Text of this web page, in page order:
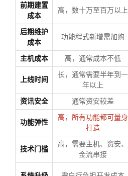
前期建置
成本
高，数十万至百万以上
后期维护
成本
功能程式新增需加购
主机成本 高，通常成本不低
上线时间
长，通常需要半年到一
年以上
资讯安全 通常资安较差
功能弹性
高，所有功能都可量身
打造
技术门槛
高，需要主机、资安、
金流串接